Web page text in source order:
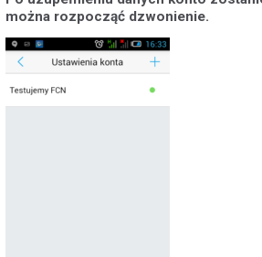
można rozpocząć dzwonienie.